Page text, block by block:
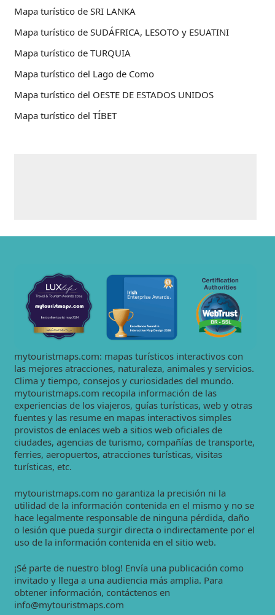
Mapa turístico de SRI LANKA
Mapa turístico de SUDÁFRICA, LESOTO y ESUATINI
Mapa turístico de TURQUIA
Mapa turístico del Lago de Como
Mapa turístico del OESTE DE ESTADOS UNIDOS
Mapa turístico del TÍBET
mytouristmaps.com: mapas turísticos interactivos con
las mejores atracciones, naturaleza, animales y servicios.
Clima y tiempo, consejos y curiosidades del mundo.
mytouristmaps.com recopila información de las
experiencias de los viajeros, guías turísticas, web y otras
fuentes y las resume en mapas interactivos simples
provistos de enlaces web a sitios web oficiales de
ciudades, agencias de turismo, compañías de transporte,
ferries, aeropuertos, atracciones turísticas, visitas
turísticas, etc.
mytouristmaps.com no garantiza la precisión ni la
utilidad de la información contenida en el mismo y no se
hace legalmente responsable de ninguna pérdida, daño
o lesión que pueda surgir directa o indirectamente por el
uso de la información contenida en el sitio web.
¡Sé parte de nuestro blog! Envía una publicación como
invitado y llega a una audiencia más amplia. Para
obtener información, contáctenos en
info@mytouristmaps.com